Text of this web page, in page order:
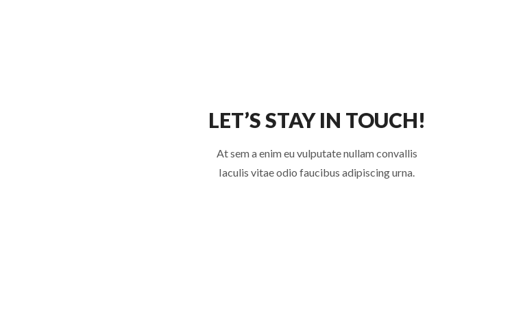
LET’S STAY IN TOUCH!
At sem a enim eu vulputate nullam convallis
Iaculis vitae odio faucibus adipiscing urna.